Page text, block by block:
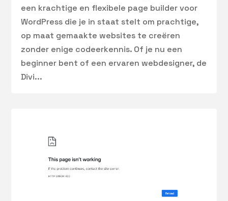
een krachtige en flexibele page builder voor
WordPress die je in staat stelt om prachtige,
op maat gemaakte websites te creëren
zonder enige codeerkennis. Of je nu een
beginner bent of een ervaren webdesigner, de
Divi...